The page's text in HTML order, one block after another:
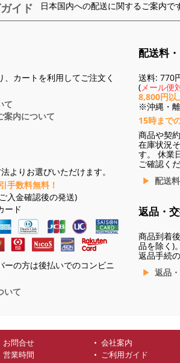
イド 日本国内への配送に関するご案内で
、カートを利用してご注文く
て
案内について
よりお選びいただけます。
手数料無料！
入金確認後の発送)
ード
ーの方は後払いでのコンビニ
いて
配送料
送料: 770
(メール便
8,800円以
※沖縄・
15時まで
商品や契
在庫状況
す。 休業
ご確認くだ
配送
返品・
商品到着
品を除く)
返品手続
返品
お問合せ 会社案内
営業時間
ご利用ガイド